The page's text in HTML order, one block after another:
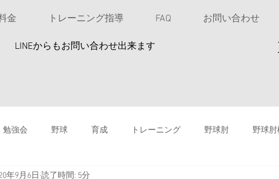
金 トレーニング指導 FAQ お問い合わせ
​LINEからもお問い合わせ出来ます
勉強会 野球 育成 トレーニング 野球肘 野球
年9月6日 読了時間: 5分